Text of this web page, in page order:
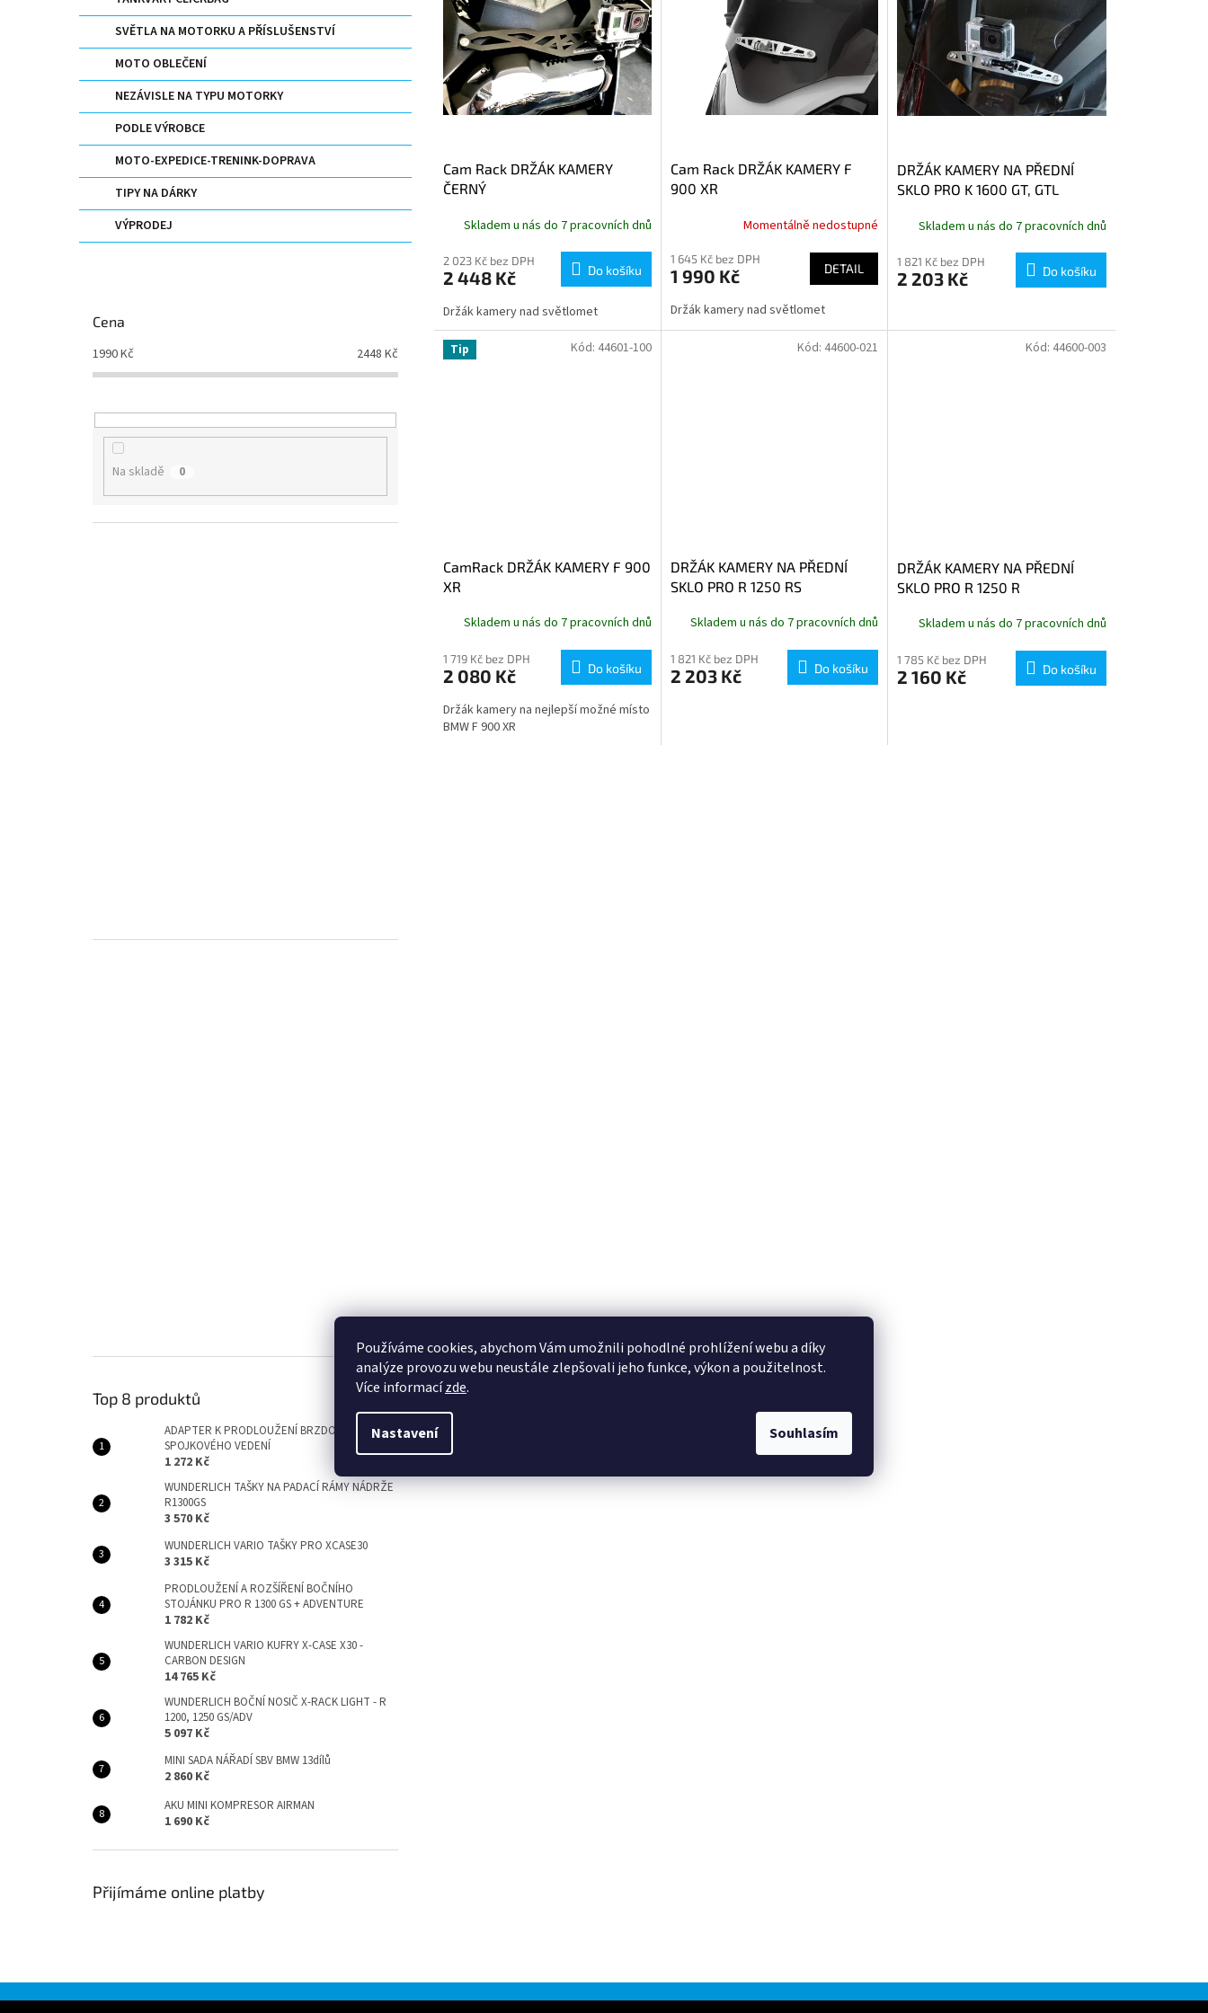
Používáme cookies, abychom Vám umožnili pohodlné prohlížení webu a díky
analýze provozu webu neustále zlepšovali jeho funkce, výkon a použitelnost.
Více informacízde.
Nastavení Souhlasím
SVĚTLA NA MOTORKU A PŘÍSLUŠENSTVÍ
MOTO OBLEČENÍ
NEZÁVISLE NA TYPU MOTORKY
PODLE VÝROBCE
MOTO-EXPEDICE-TRENINK-DOPRAVA
TIPY NA DÁRKY
VÝPRODEJ
Cena
1990Kč 2448 Kč
Na skladě 0
Top 8 produktů
ADAPTER K PRODLOUŽENÍ BRZDOVÉHO NEBO
SPOJKOVÉHO VEDENÍ
1 272 Kč
WUNDERLICH TAŠKY NA PADACÍ RÁMY NÁDRŽE
R1300GS
3 570 Kč
WUNDERLICH VARIO TAŠKY PRO XCASE30
3 315 Kč
PRODLOUŽENÍ A ROZŠÍŘENÍ BOČNÍHO
STOJÁNKU PRO R 1300 GS + ADVENTURE
1 782 Kč
WUNDERLICH VARIO KUFRY X-CASE X30 -
CARBON DESIGN
14 765 Kč
WUNDERLICH BOČNÍ NOSIČ X-RACK LIGHT - R
1200, 1250 GS/ADV
5 097 Kč
MINI SADA NÁŘADÍ SBV BMW 13dílů
2 860 Kč
AKU MINI KOMPRESOR AIRMAN
1 690 Kč
Přijímáme online platby
Cam Rack DRŽÁK KAMERY
ČERNÝ
Skladem u nás do 7 pracovních dnů
2 023 Kč bez DPH
2 448 Kč Do košíku
Držák kamery nad světlomet
Cam Rack DRŽÁK KAMERY F
900 XR
Momentálně nedostupné
1 645 Kč bez DPH
1 990 Kč DETAIL
Držák kamery nad světlomet
DRŽÁK KAMERY NA PŘEDNÍ
SKLO PRO K 1600 GT, GTL
Skladem u nás do 7 pracovních dnů
1 821 Kč bez DPH
2 203 Kč Do košíku
Tip
CamRack DRŽÁK KAMERY F 900
XR
Skladem u nás do 7 pracovních dnů
1 719 Kč bez DPH
2 080 Kč Do košíku
Držák kamery na nejlepší možné místo
BMW F 900 XR
Kód: 44601-100
DRŽÁK KAMERY NA PŘEDNÍ
SKLO PRO R 1250 RS
Skladem u nás do 7 pracovních dnů
1 821 Kč bez DPH
2 203 Kč Do košíku
Kód: 44600-021
DRŽÁK KAMERY NA PŘEDNÍ
SKLO PRO R 1250 R
Skladem u nás do 7 pracovních dnů
1 785 Kč bez DPH
2 160 Kč Do košíku
Kód: 44600-003